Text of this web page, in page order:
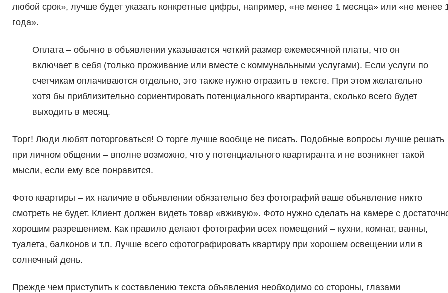
любой срок», лучше будет указать конкретные цифры, например, «не менее 1 месяца» или «не менее
года».
Оплата – обычно в объявлении указывается четкий размер ежемесячной платы, что он
включает в себя (только проживание или вместе с коммунальными услугами). Если услуги по
счетчикам оплачиваются отдельно, это также нужно отразить в тексте. При этом желательно
хотя бы приблизительно сориентировать потенциального квартиранта, сколько всего будет
выходить в месяц.
Торг! Люди любят поторговаться! О торге лучше вообще не писать. Подобные вопросы лучше решать
при личном общении – вполне возможно, что у потенциального квартиранта и не возникнет такой
мысли, если ему все понравится.
Фото квартиры – их наличие в объявлении обязательно без фотографий ваше объявление никто
смотреть не будет. Клиент должен видеть товар «вживую». Фото нужно сделать на камере с
хорошим разрешением. Как правило делают фотографии всех помещений – кухни, комнат, ванны,
туалета, балконов и т.п. Лучше всего сфотографировать квартиру при хорошем освещении или в
солнечный день.
Прежде чем приступить к составлению текста объявления необходимо со стороны, глазами